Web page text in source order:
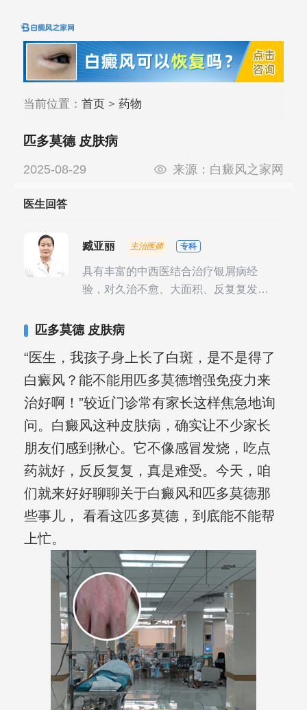
当前位置： 首页> 药物
匹多莫德 皮肤病
2025-08-29 来源： 白癜风之家网
医生回答
臧亚丽 主治医师 专科
具有丰富的中西医结合治疗银屑病经
验，对久治不愈、大面积、反复复发性
匹多莫德 皮肤病
“医生，我孩子身上长了白斑，是不是得了
白癜风？能不能用匹多莫德增强免疫力来
治好啊！”较近门诊常有家长这样焦急地询
问。白癜风这种皮肤病，确实让不少家长
朋友们感到揪心。它不像感冒发烧，吃点
药就好，反反复复，真是难受。今天，咱
们就来好好聊聊关于白癜风和匹多莫德那
些事儿， 看看这匹多莫德，到底能不能帮
上忙。